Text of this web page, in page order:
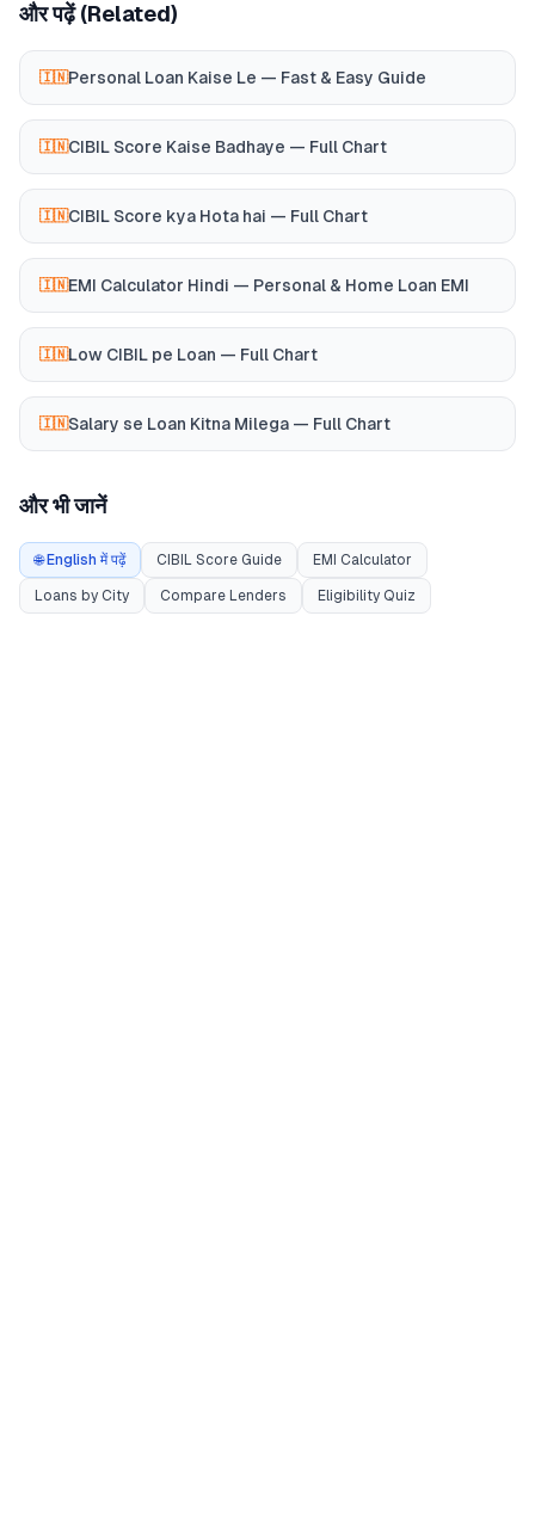
और पढ़ें (Related)
🇮🇳Personal Loan Kaise Le — Fast & Easy Guide
🇮🇳CIBIL Score Kaise Badhaye — Full Chart
🇮🇳CIBIL Score kya Hota hai — Full Chart
🇮🇳EMI Calculator Hindi — Personal & Home Loan EMI
🇮🇳Low CIBIL pe Loan — Full Chart
🇮🇳Salary se Loan Kitna Milega — Full Chart
और भी जानें
🌐 English में पढ़ें CIBIL Score Guide EMI Calculator
Loans by City Compare Lenders Eligibility Quiz